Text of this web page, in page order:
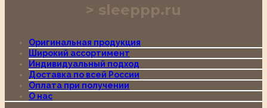
sleeppp.ru
Оригинальная продукция
Широкий ассортимент
Индивидуальный подход
Доставка по всей России
Оплата при получении
О нас